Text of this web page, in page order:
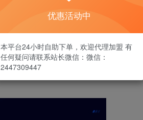
立
您当前未登录！建议登陆后购买，可
优惠活动中
本平台24小时自助下单，欢迎代理加盟 有
任何疑问请联系站长微信：微信：
2447309447